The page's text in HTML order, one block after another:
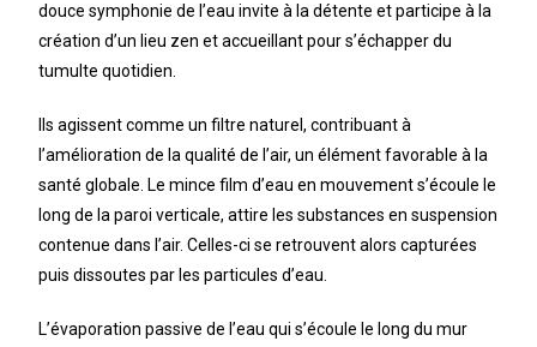
douce symphonie de l’eau invite à la détente et participe à la
création d’un lieu zen et accueillant pour s’échapper du
tumulte quotidien.
Ils agissent comme un filtre naturel, contribuant à
l’amélioration de la qualité de l’air, un élément favorable à la
santé globale. Le mince film d’eau en mouvement s’écoule le
long de la paroi verticale, attire les substances en suspension
contenue dans l’air. Celles-ci se retrouvent alors capturées
puis dissoutes par les particules d’eau.
L’évaporation passive de l’eau qui s’écoule le long du mur